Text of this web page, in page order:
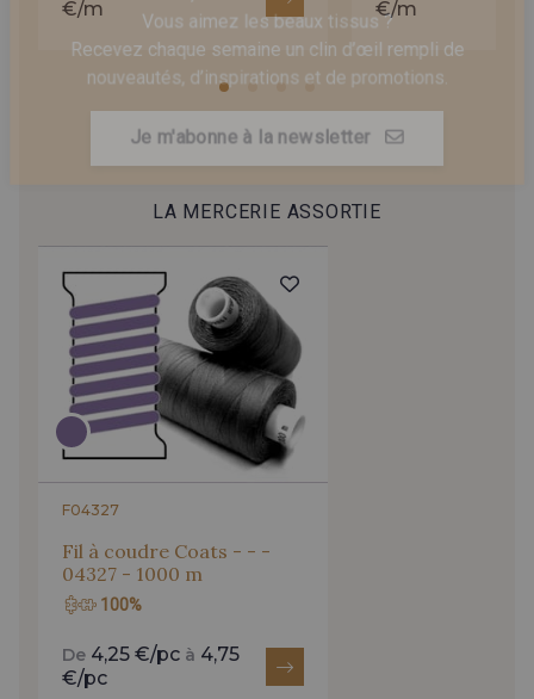
€/m €/m
LA MERCERIE ASSORTIE
F04327
Fil à coudre Coats - - -
04327 - 1000 m
100%
De 4,25 €/pc à 4,75
€/pc
Vous aimez les beaux tissus ?
Recevez chaque semaine un clin d’œil rempli de
nouveautés, d’inspirations et de promotions.
Je m'abonne à la newsletter